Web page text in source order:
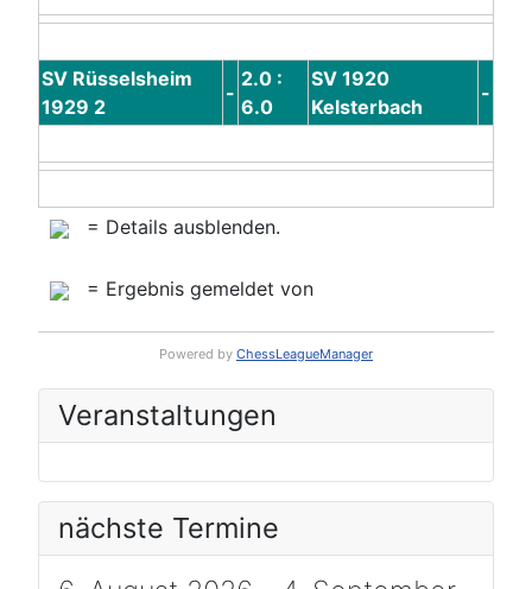
SV Rüsselsheim
1929 2
-
2.0 :
6.0
SV 1920
Kelsterbach
-
= Details ausblenden.
= Ergebnis gemeldet von
Powered by ChessLeagueManager
Veranstaltungen
nächste Termine